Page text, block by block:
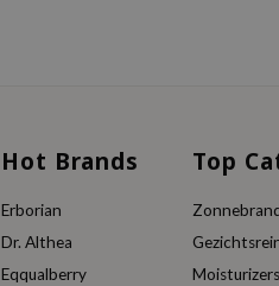
Hot Brands
Erborian
Dr. Althea
Eqqualberry
Top
Moisturizers